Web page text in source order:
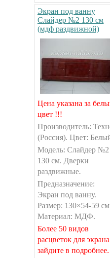
Экран под ванну
Слайдер №2 130 см
(мдф раздвижной)
Цена указана за
цвет !!!
Производитель:
(Россия). Цвет:
Модель: Слайдер №2
130 см. Дверки
раздвижные.
Предназначение:
Экран под ванну.
Размер: 130×54-59
Материал: МДФ.
Более 50 видов
расцветок для экрана
зайдите в подробнее.